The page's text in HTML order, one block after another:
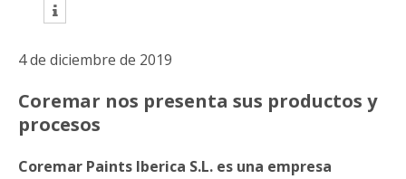
4 de diciembre de 2019
Coremar nos presenta sus productos y
procesos
Coremar Paints Iberica S.L. es una empresa